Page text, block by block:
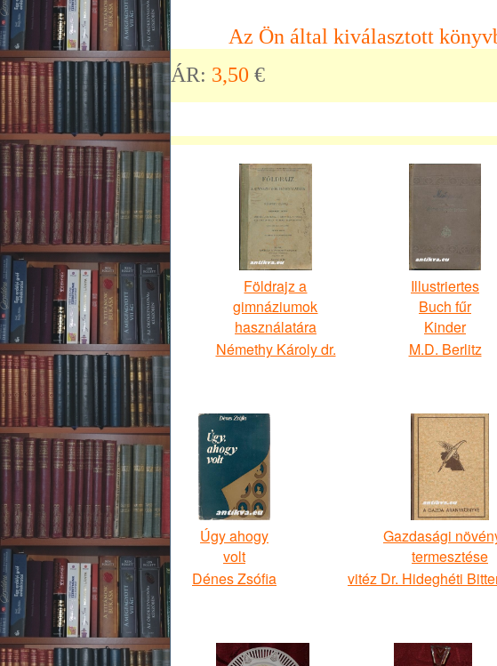
Az Ön által kiválasztott
ÁR: 3,50 €
Földrajz a
gimnáziumok
használatára
Némethy Károly dr.
Illustriertes
Buch fűr
Kinder
M.D. Berlitz
Úgy ahogy
volt
Dénes Zsófia
Gazdasági
termesztése
vitéz Dr. Hideghéti